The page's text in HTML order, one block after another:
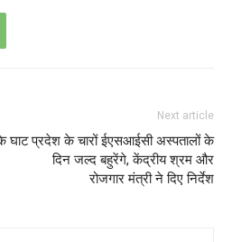
घाट
Next article
प्रदेश के चारों ईएसआईसी अस्पतालों के
दिन जल्द बहुरेंगे, केंद्रीय श्रम और
रोजगार मंत्री ने दिए निर्देश